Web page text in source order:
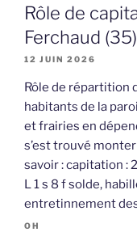
Rôle de
Ferchaud
12 JUIN 2026
Rôle de répartition
habitants de la
et frairies en
s’est trouvé
savoir : capitation :
L 1 s 8 f solde,
entretinnement
OH